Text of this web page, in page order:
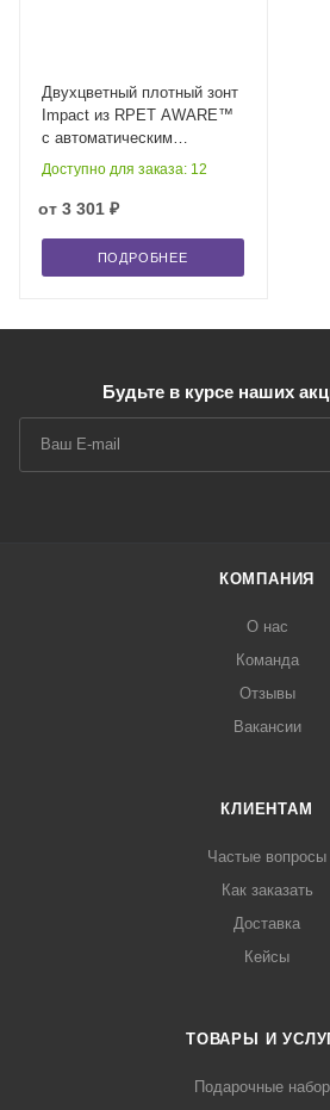
Двухцветный плотный зонт
Impact из RPET AWARE™
с автоматическим
открыванием, d120 см
Доступно для заказа: 12
от 3 301 ₽
ПОДРОБНЕЕ
Будьте в курсе наших
КОМПАНИЯ
О нас
Команда
Отзывы
Вакансии
КЛИЕНТАМ
Частые вопросы
Как заказать
Доставка
Кейсы
ТОВАРЫ И
Подарочные